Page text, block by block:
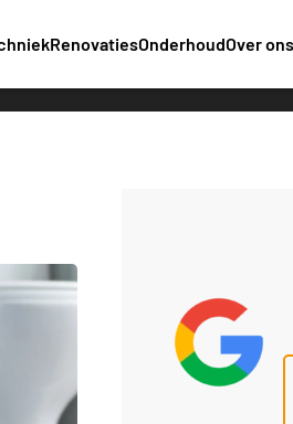
RenovatiesOnderhoudOver ons